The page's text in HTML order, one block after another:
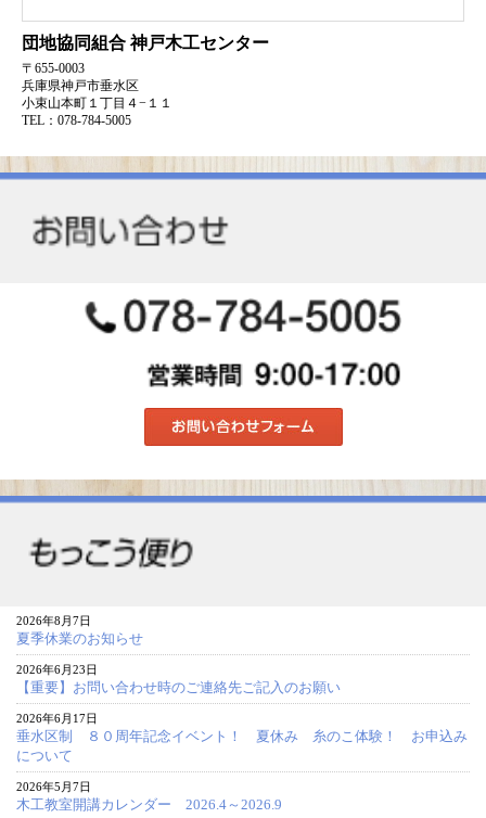
団地協同組合神戸木工センター
〒655-0003
兵庫県神戸市垂水区
小束山本町１丁目４−１１
TEL：078-784-5005
2026年8月7日
夏季休業のお知らせ
2026年6月23日
【重要】お問い合わせ時のご連絡先ご記入のお願い
2026年6月17日
垂水区制 ８０周年記念イベント！ 夏休み 糸のこ体験！ お申込み
について
2026年5月7日
木工教室開講カレンダー 2026.4～2026.9